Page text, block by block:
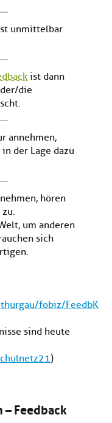
unmittelbar
ist dann
die
annehmen,
der Lage dazu
hören
um anderen
sich
fobiz/FeedbK
sind heute
)
Feedback